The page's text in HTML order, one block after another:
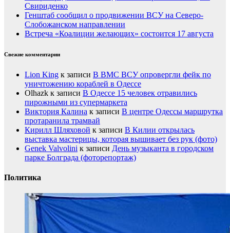
Свириденко
Генштаб сообщил о продвижении ВСУ на Северо-
Слобожанском направлении
Встреча «Коалиции желающих» состоится 17 августа
Свежие комментарии
Lion King к записи В ВМС ВСУ опровергли фейк по
уничтожению кораблей в Одессе
Olhazk к записи В Одессе 15 человек отравились
пирожными из супермаркета
Виктория Калина к записи В центре Одессы маршрутка
протаранила трамвай
Кирилл Шляховой к записи В Килии открылась
выставка мастерицы, которая вышивает без рук (фото)
Genek Valvolini к записи День музыканта в городском
парке Болграда (фоторепортаж)
Политика